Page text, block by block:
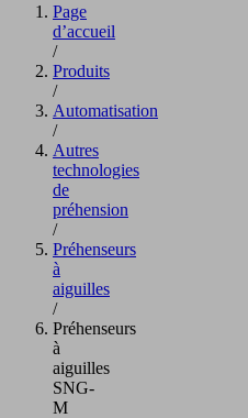
Page
d’accueil
/
Produits
/
Automatisation
/
Autres
technologies
de
préhension
/
Préhenseurs
à
aiguilles
/
Préhenseurs
à
aiguilles
SNG-
M